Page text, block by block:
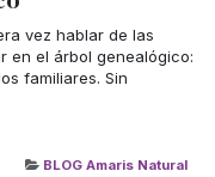
vez hablar de las
en el árbol genealógico:
familiares. Sin
BLOG Amaris Natural